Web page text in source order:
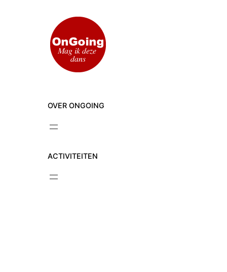
OVER ONGOING
ACTIVITEITEN